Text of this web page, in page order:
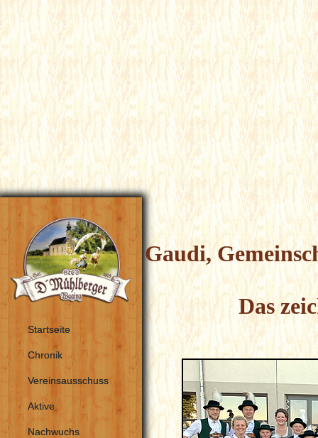
Startseite
Chronik
Vereinsausschuss
Aktive
Nachwuchs
Gaudi,
Das